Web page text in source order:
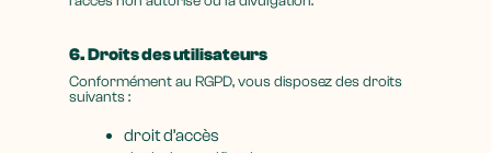
6. Droits des utilisateurs
Conformément au RGPD, vous disposez des droits
suivants :
droit d’accès